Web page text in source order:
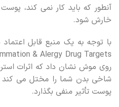
آنطور که باید کار نمی کند،
خارش شود.
روی موش نشان داد که اثرات
شاخی بدن شما را مختل می
پوست تأثیر منفی بگذارد.